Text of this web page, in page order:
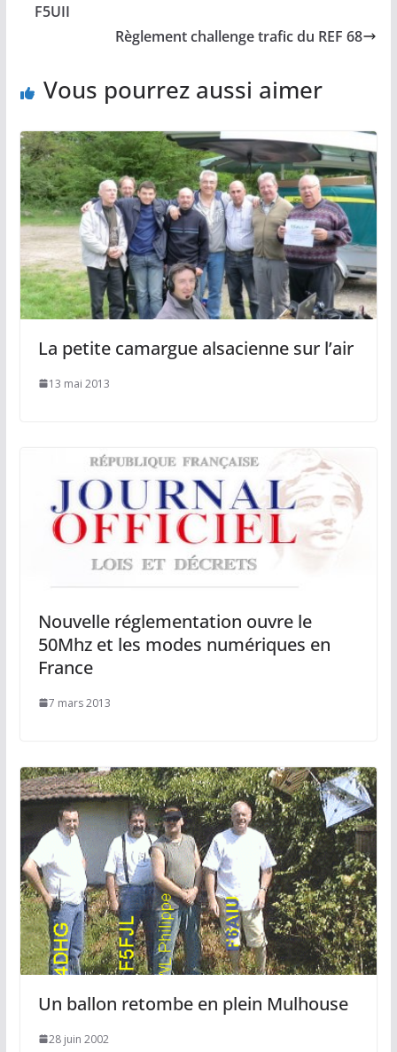
F5UII
Règlement challenge trafic du REF 68
Vous pourrez aussi aimer
La petite camargue alsacienne sur l’air
13 mai 2013
Nouvelle réglementation ouvre le
50Mhz et les modes numériques en
France
7 mars 2013
Un ballon retombe en plein Mulhouse
28 juin 2002